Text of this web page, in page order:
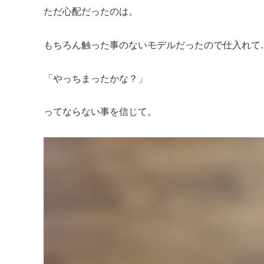
ただ心配だったのは。
もちろん触った事のないモデルだったので仕入れ
「やっちまったかな？」
ってならない事を信じて。